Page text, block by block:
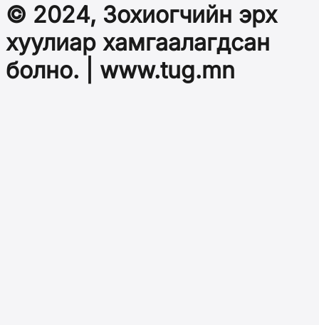
© 2024, Зохиогчийн эрх
хуулиар хамгаалагдсан
болно. | www.tug.mn